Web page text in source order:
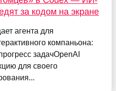
за кодом на экране
агента для
компаньона:
задачOpenAI
для своего